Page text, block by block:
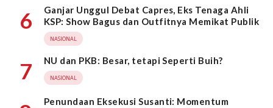
6
Ganjar Unggul Debat Capres, Eks Tenaga Ahli
KSP: Show Bagus dan Outfitnya Memikat Publik
NASIONAL
7 NU dan PKB: Besar, tetapi Seperti Buih?
NASIONAL
Penundaan Eksekusi Susanti: Momentum